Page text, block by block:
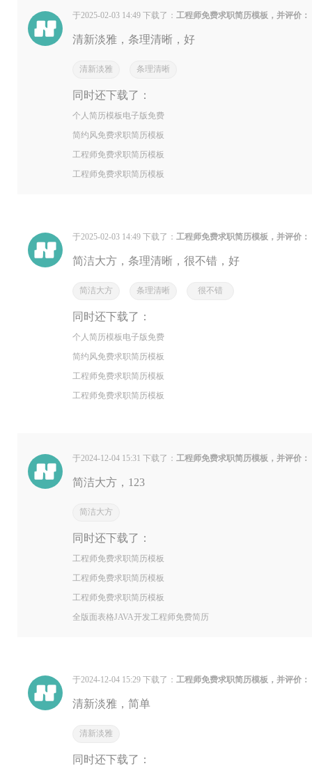
于2025-02-03 14:49 下载了： 工程师免费求职简历模板，并评价：
清新淡雅，条理清晰，好
清新淡雅 条理清晰
同时还下载了：
个人简历模板电子版免费
简约风免费求职简历模板
工程师免费求职简历模板
工程师免费求职简历模板
于2025-02-03 14:49 下载了： 工程师免费求职简历模板，并评价：
简洁大方，条理清晰，很不错，好
简洁大方 条理清晰 很不错
同时还下载了：
个人简历模板电子版免费
简约风免费求职简历模板
工程师免费求职简历模板
工程师免费求职简历模板
于2024-12-04 15:31 下载了： 工程师免费求职简历模板，并评价：
简洁大方，123
简洁大方
同时还下载了：
工程师免费求职简历模板
工程师免费求职简历模板
工程师免费求职简历模板
全版面表格JAVA开发工程师免费简历
于2024-12-04 15:29 下载了： 工程师免费求职简历模板，并评价：
清新淡雅，简单
清新淡雅
同时还下载了：